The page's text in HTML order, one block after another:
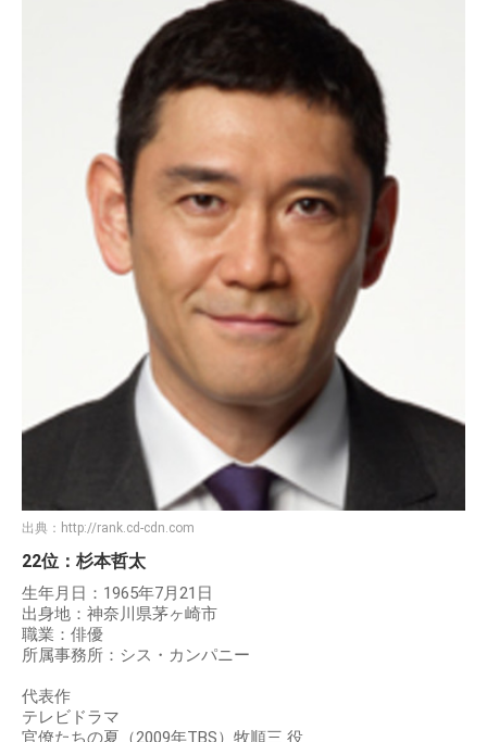
出典： http://rank.cd-cdn.com
22位：杉本哲太
生年月日：1965年7月21日
出身地：神奈川県茅ヶ崎市
職業：俳優
所属事務所：シス・カンパニー
代表作
テレビドラマ
官僚たちの夏（2009年TBS）牧順三 役